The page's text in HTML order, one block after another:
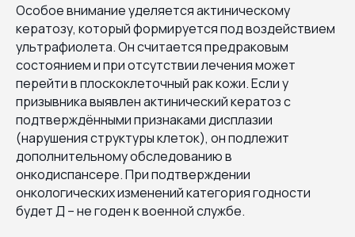
Особое внимание уделяется актиническому
кератозу, который формируется под воздействием
ультрафиолета. Он считается предраковым
состоянием и при отсутствии лечения может
перейти в плоскоклеточный рак кожи. Если у
призывника выявлен актинический кератоз с
подтверждёнными признаками дисплазии
(нарушения структуры клеток), он подлежит
дополнительному обследованию в
онкодиспансере. При подтверждении
онкологических изменений категория годности
будет Д – не годен к военной службе.